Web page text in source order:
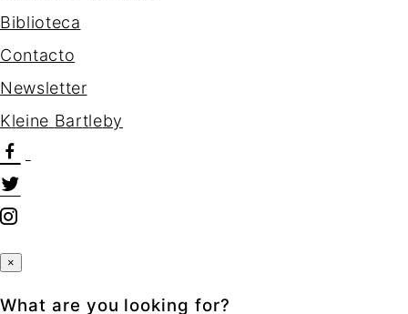
Biblioteca
Contacto
Newsletter
Kleine Bartleby
×
What are you looking for?